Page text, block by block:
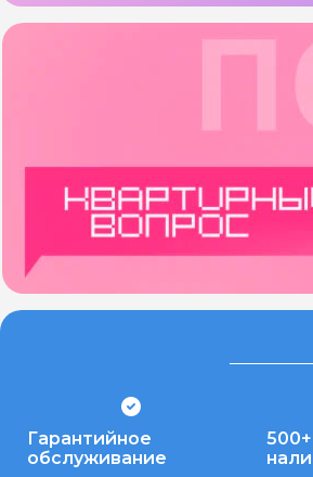
Гарантийное
обслуживание